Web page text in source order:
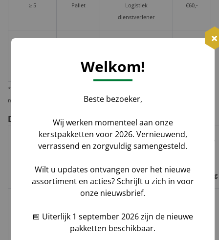
≥ 5 Pallet
Logistiek
dienstverlener
€60,-
doos
* Wij verzenden 1 kerstpakket standaard per pakketdienst, maar bieden u de
mogelijkheid deze per pallet te laten leveren i.v.m. veiligheid en zekerheid.
De voor- en nadelen per verzendoptie
Track
Trace
Garantie
leverdatum
Tijdvak
Risico op
vermissing
/ DHL
Welkom!
Beste bezoeker,
Wij werken momenteel aan onze
kerstpakketten voor 2026. Vernieuwend,
verrassend en zorgvuldig samengesteld.
Wilt u updates ontvangen over het nieuwe
assortiment en acties? Schrijft u zich in voor
onze nieuwsbrief.
📅 Uiterlijk 1 september 2026 zijn de nieuwe
pakketten beschikbaar.